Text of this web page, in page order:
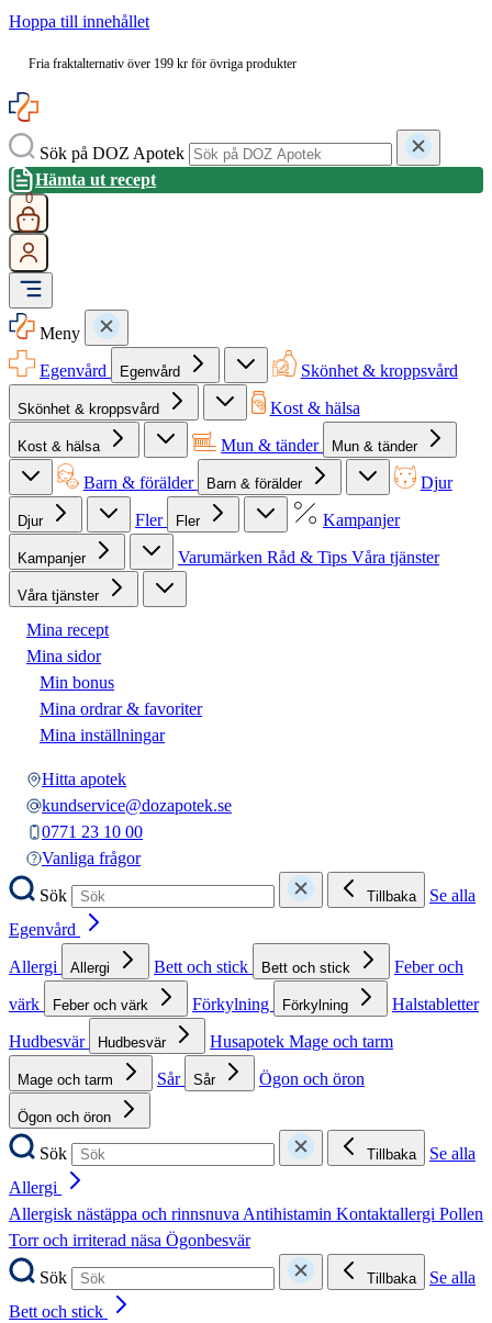
Hoppa till innehållet
Fria fraktalternativ över 199 kr för övriga produkter
Sök på DOZ Apotek
Hämta ut recept
0
Meny
Egenvård
Egenvård Skönhet & kroppsvård
Skönhet & kroppsvård Kost & hälsa
Kost & hälsa Mun & tänder Mun & tänder
Barn & förälder Barn & förälder Djur
Djur Fler Fler Kampanjer
Kampanjer Varumärken Råd & Tips Våra tjänster
Våra tjänster
Mina recept
Mina sidor
Min bonus
Mina ordrar & favoriter
Mina inställningar
Hitta apotek
kundservice@dozapotek.se
0771 23 10 00
Vanliga frågor
Sök
Tillbaka
Se alla
Egenvård
Allergi
Allergi Bett och stick Bett och stick
Feber och
värk
Feber och värk Förkylning Förkylning
Halstabletter
Hudbesvär
Hudbesvär Husapotek Mage och tarm
Mage och tarm Sår Sår Ögon och öron
Ögon och öron
Sök Tillbaka
Se alla
Allergi
Allergisk nästäppa och rinnsnuvaAntihistamin Kontaktallergi Pollen
Torr och irriterad näsa Ögonbesvär
Sök
Tillbaka
Se alla
Bett och stick